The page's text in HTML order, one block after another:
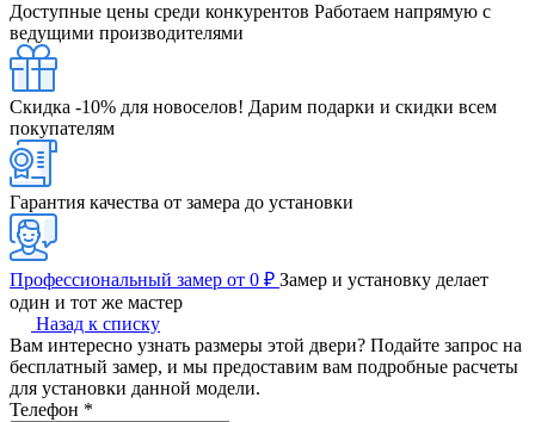
Доступные цены среди конкурентов Работаем напрямую с
ведущими производителями
Скидка -10% для новоселов! Дарим подарки и скидки всем
покупателям
Гарантия качества от замера до установки
Профессиональный замер от 0 ₽ Замер и установку делает
один и тот же мастер
Назад к списку
Вам интересно узнать размеры этой двери? Подайте запрос на
бесплатный замер, и мы предоставим вам подробные расчеты
для установки данной модели.
Телефон *